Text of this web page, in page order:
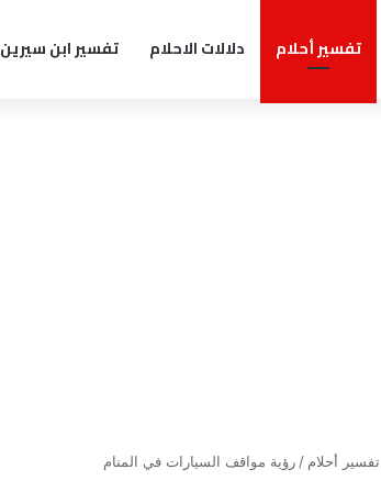
تفسير أحلام دلالات الاحلام تفسير ابن سيرين
تفسير أحلام / رؤية مواقف السيارات في المنام